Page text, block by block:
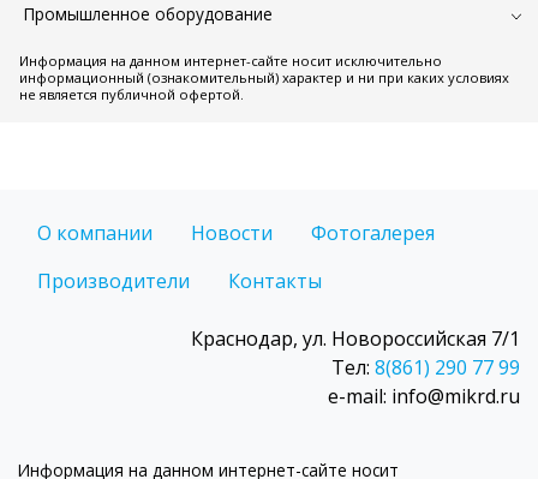
Промышленное оборудование
Информация на данном интернет-сайте носит исключительно
информационный (ознакомительный) характер и ни при каких условиях
не является публичной офертой.
О компании Новости
Фотогалерея
Производители
Контакты
Краснодар, ул. Новороссийская 7/1
Тел: 8(861) 290 77 99
e-mail: info@mikrd.ru
Информация на данном интернет-сайте носит